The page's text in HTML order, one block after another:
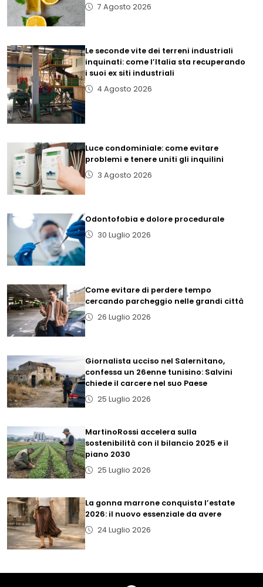
7 Agosto 2026
Le seconde vite dei terreni industriali
inquinati: come l’Italia sta recuperando
i suoi ex siti industriali
4 Agosto 2026
Luce condominiale: come evitare
problemi e tenere uniti gli inquilini
3 Agosto 2026
Odontofobia e dolore procedurale
30 Luglio 2026
Come evitare di perdere tempo
cercando parcheggio nelle grandi città
26 Luglio 2026
Giornalista ucciso nel Salernitano,
confessa un 26enne tunisino: Salvini
chiede il carcere nel suo Paese
25 Luglio 2026
MartinoRossi accelera sulla
sostenibilità con il bilancio 2025 e il
piano 2030
25 Luglio 2026
La gonna marrone conquista l’estate
2026: il nuovo essenziale da avere
24 Luglio 2026